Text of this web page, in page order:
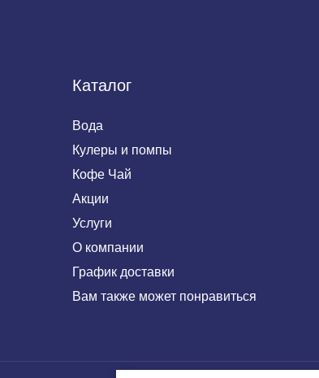
Каталог
Вода
Кулеры и помпы
Кофе Чай
Акции
Услуги
О компании
График доставки
Вам также может понравиться